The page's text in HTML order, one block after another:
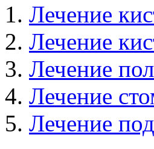
Лечение
Лечение
Лечение
Лечение
Лечение